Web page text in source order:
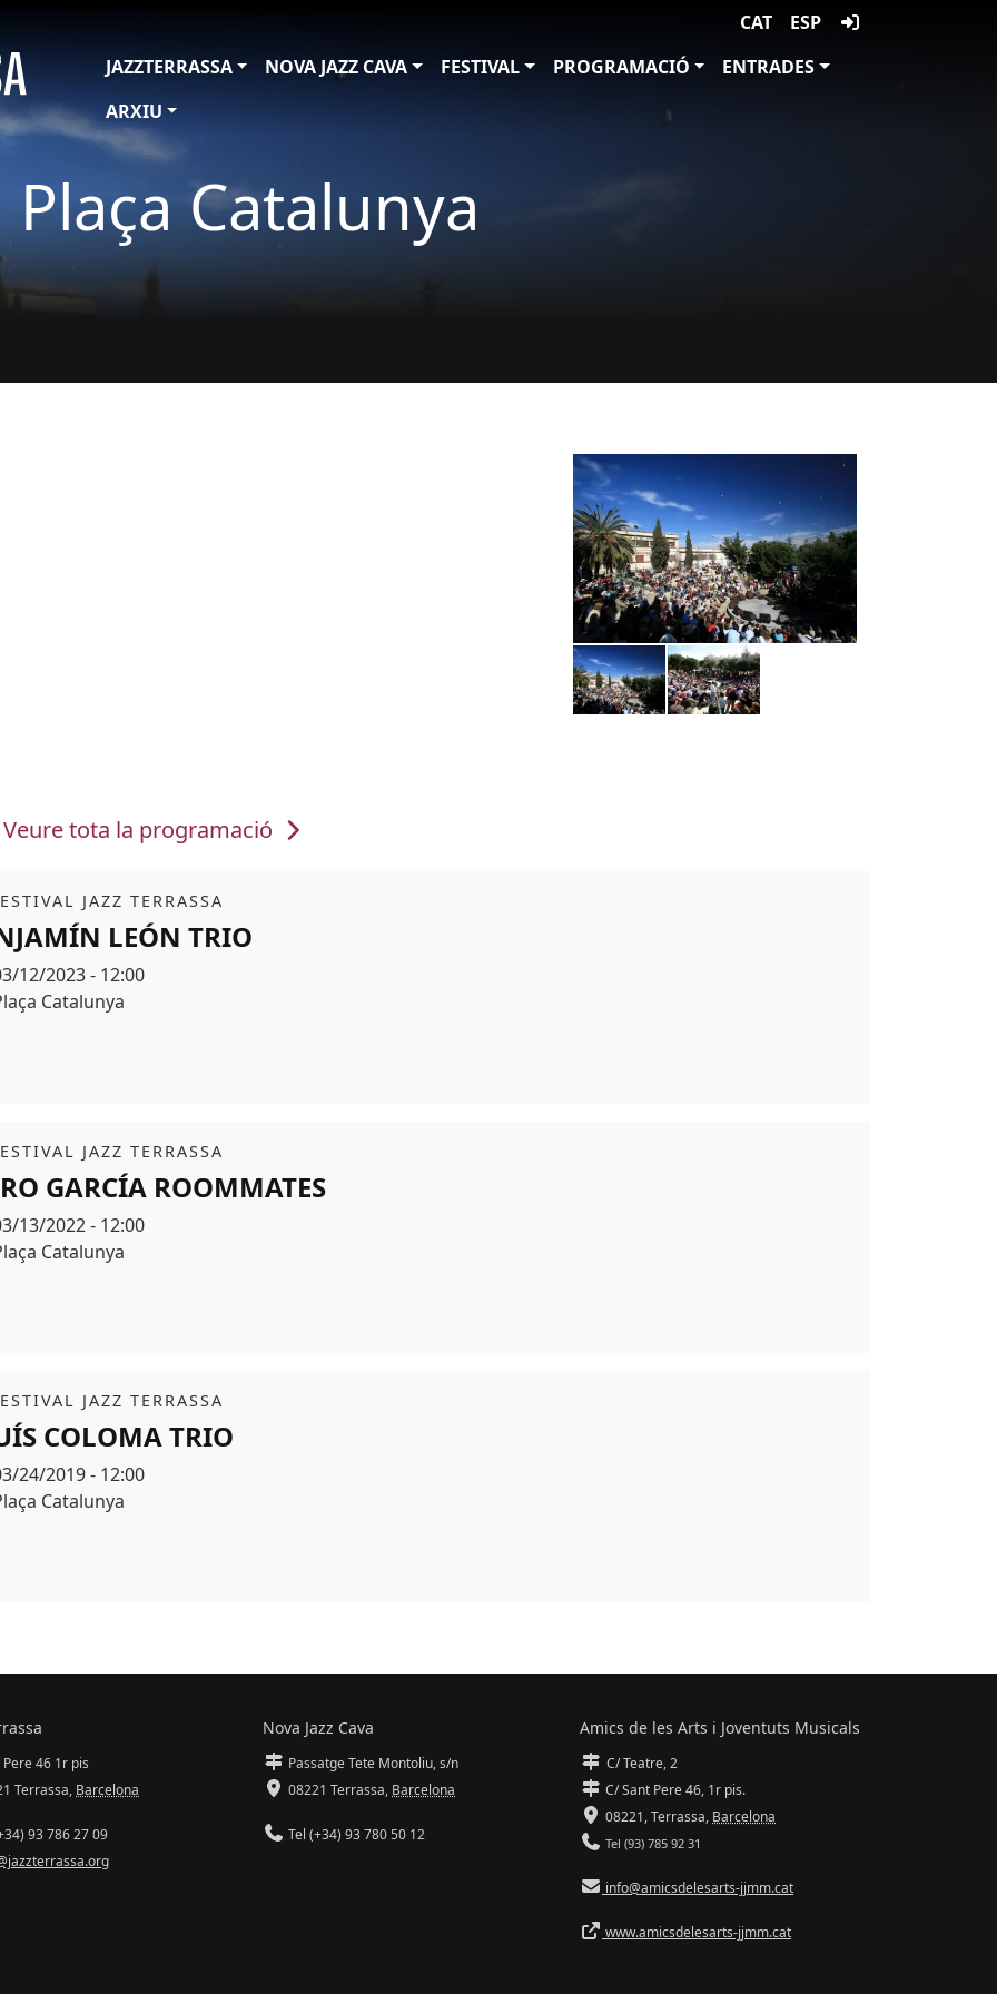
CAT
ESP
JAZZTERRASSA
NOVA JAZZ CAVA FESTIVAL PROGRAMACIÓ
ENTRADES
ARXIU
Plaça Catalunya
Imatges
Image
Veure tota la programació
JAZZ TERRASSA
LEÓN TRIO
12/2023 - 12:00
Catalunya
JAZZ TERRASSA
GARCÍA ROOMMATES
13/2022 - 12:00
Catalunya
JAZZ TERRASSA
COLOMA TRIO
24/2019 - 12:00
Catalunya
Pere 46 1r pis
Terrassa, Barcelona
93 786 27 09
Nova Jazz Cava
Passatge Tete Montoliu, s/n
08221 Terrassa, Barcelona
Tel (+34) 93 780 50 12
Amics de les Arts i Joventuts Musicals
C/ Teatre, 2
C/ Sant Pere 46, 1r pis.
08221,Terrassa, Barcelona
Tel (93) 785 92 31
info@amicsdelesarts-jjmm.cat
www.amicsdelesarts-jjmm.cat